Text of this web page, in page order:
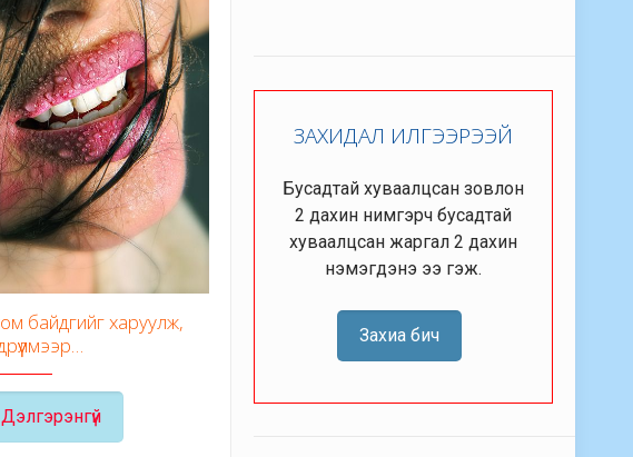
байдгийг харуулж,
Дэлгэрэнгүй
ЗАХИДАЛ ИЛГЭЭРЭЭЙ
Бусадтай хуваалцсан зовлон
2 дахин нимгэрч бусадтай
хуваалцсан жаргал 2 дахин
нэмэгдэнэ ээ гэж.
Захиа бич